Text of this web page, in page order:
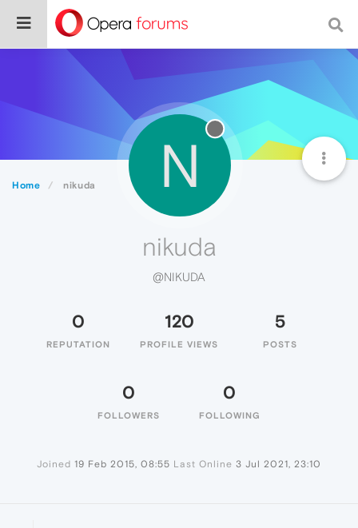
Home nikuda N
nikuda
@NIKUDA
0
REPUTATION
120
PROFILE VIEWS
5
POSTS
0
FOLLOWERS
0
FOLLOWING
Joined 19 Feb 2015, 08:55 Last Online 3 Jul 2021, 23:10